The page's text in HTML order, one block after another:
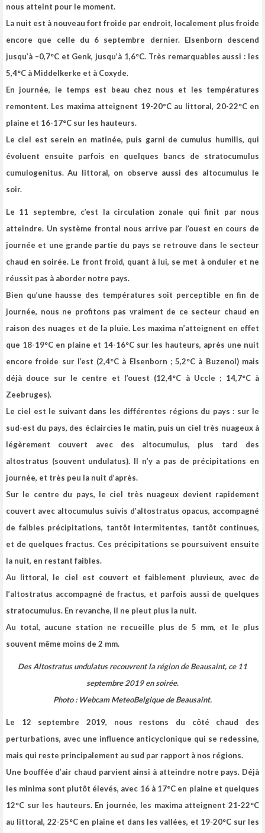
nous atteint pour le moment.
La nuit est à nouveau fort froide par endroit, localement plus froide
encore que celle du 6 septembre dernier. Elsenborn descend
jusqu’à –0,7°C et Genk, jusqu’à 1,6°C. Très remarquables aussi : les
5,4°C à Middelkerke et à Coxyde.
En journée, le temps est beau chez nous et les températures
remontent. Les maxima atteignent 19-20°C au littoral, 20-22°C en
plaine et 16-17°C sur les hauteurs.
Le ciel est serein en matinée, puis garni de cumulus humilis, qui
évoluent ensuite parfois en quelques bancs de stratocumulus
cumulogenitus. Au littoral, on observe aussi des altocumulus le
soir.
Le 11 septembre, c’est la circulation zonale qui finit par nous
atteindre. Un système frontal nous arrive par l’ouest en cours de
journée et une grande partie du pays se retrouve dans le secteur
chaud en soirée. Le front froid, quant à lui, se met à onduler et ne
réussit pas à aborder notre pays.
Bien qu’une hausse des températures soit perceptible en fin de
journée, nous ne profitons pas vraiment de ce secteur chaud en
raison des nuages et de la pluie. Les maxima n’atteignent en effet
que 18-19°C en plaine et 14-16°C sur les hauteurs, après une nuit
encore froide sur l’est (2,4°C à Elsenborn ; 5,2°C à Buzenol) mais
déjà douce sur le centre et l’ouest (12,4°C à Uccle ; 14,7°C à
Zeebruges).
Le ciel est le suivant dans les différentes régions du pays : sur le
sud-est du pays, des éclaircies le matin, puis un ciel très nuageux à
légèrement couvert avec des altocumulus, plus tard des
altostratus (souvent undulatus). Il n’y a pas de précipitations en
journée, et très peu la nuit d’après.
Sur le centre du pays, le ciel très nuageux devient rapidement
couvert avec altocumulus suivis d’altostratus opacus, accompagné
de faibles précipitations, tantôt intermitentes, tantôt continues,
et de quelques fractus. Ces précipitations se poursuivent ensuite
la nuit, en restant faibles.
Au littoral, le ciel est couvert et faiblement pluvieux, avec de
l’altostratus accompagné de fractus, et parfois aussi de quelques
stratocumulus. En revanche, il ne pleut plus la nuit.
Au total, aucune station ne recueille plus de 5 mm, et le plus
souvent même moins de 2 mm.
Des Altostratus undulatus recouvrent la région de Beausaint, ce 11
septembre 2019 en soirée.
Photo : Webcam MeteoBelgique de Beausaint.
Le 12 septembre 2019, nous restons du côté chaud des
perturbations, avec une influence anticyclonique qui se redessine,
mais qui reste principalement au sud par rapport à nos régions.
Une bouffée d’air chaud parvient ainsi à atteindre notre pays. Déjà
les minima sont plutôt élevés, avec 16 à 17°C en plaine et quelques
12°C sur les hauteurs. En journée, les maxima atteignent 21-22°C
au littoral, 22-25°C en plaine et dans les vallées, et 19-20°C sur les